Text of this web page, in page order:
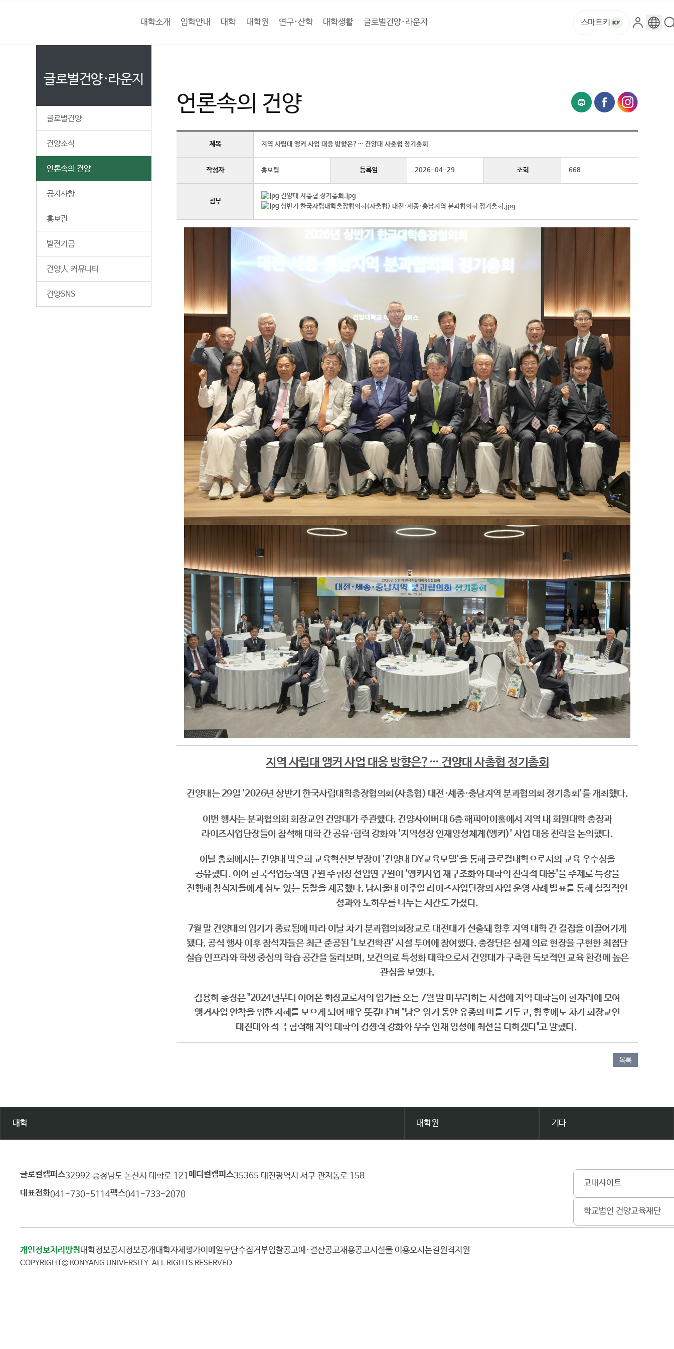
대학소개 입학안내 대학 대학원 연구·산학 대학생활 글로벌건양·라운지 스마트키
로
구
글로벌건양·라운지
글로벌건양
건양소식
언론속의 건양
공지사항
홍보관
발전기금
건양人 커뮤니티
건양SNS
이
로
언론속의 건양
제목 지역 사립대 앵커 사업 대응 방향은?… 건양대 사총협 정기총회
작성자 홍보팀 등록일 2026-04-29 조회 668
첨부
건양대 사총협 정기총회.jpg
상반기 한국사립대학총장협의회(사총협) 대전·세종·충남지역 분과협의회 정기총회.jpg
지역 사립대 앵커 사업 대응 방향은?… 건양대 사총협 정기총회
건양대는 29일 '2026년 상반기 한국사립대학총장협의회(사총협) 대전·세종·충남지역 분과협의회 정기총회'를 개최했다.
이번 행사는 분과협의회 회장교인 건양대가 주관했다. 건양사이버대 6층 해피아이홀에서 지역 내 회원대학 총장과
라이즈사업단장들이 참석해 대학 간 공유·협력 강화와 '지역성장 인재양성체계(앵커)' 사업 대응 전략을 논의했다.
이날 총회에서는 건양대 박은희 교육혁신본부장이 '건양대 DY교육모델'을 통해 글로컬대학으로서의 교육 우수성을
공유했다. 이어 한국직업능력연구원 주휘정 선임연구원이 '앵커사업 재구조화와 대학의 전략적 대응'을 주제로 특강을
진행해 참석자들에게 심도 있는 통찰을 제공했다. 남서울대 이주열 라이즈사업단장의 사업 운영 사례 발표를 통해 실질적인
성과와 노하우를 나누는 시간도 가졌다.
7월 말 건양대의 임기가 종료됨에 따라 이날 차기 분과협의회장교로 대전대가 선출돼 향후 지역 대학 간 결집을 이끌어가게
됐다. 공식 행사 이후 참석자들은 최근 준공된 'L보건학관' 시설 투어에 참여했다. 총장단은 실제 의료 현장을 구현한 최첨단
실습 인프라와 학생 중심의 학습 공간을 둘러보며, 보건의료 특성화 대학으로서 건양대가 구축한 독보적인 교육 환경에 높은
관심을 보였다.
김용하 총장은 "2024년부터 이어온 회장교로서의 임기를 오는 7월 말 마무리하는 시점에 지역 대학들이 한자리에 모여
앵커사업 안착을 위한 지혜를 모으게 되어 매우 뜻깊다"며 "남은 임기 동안 유종의 미를 거두고, 향후에도 차기 회장교인
대전대와 적극 협력해 지역 대학의 경쟁력 강화와 우수 인재 양성에 최선을 다하겠다"고 말했다.
목록
대학 대학원 기타
건
양
교
글로컬캠퍼스 32992 충청남도 논산시 대학로 121 메디컬캠퍼스 35365 대전광역시 서구 관저동로 158
대표전화 041-730-5114 팩스 041-733-2070
교내사이트
학교법인 건양교육재단
개인정보처리방침 대학정보공시 정보공개 대학자체평가 이메일무단수집거부 입찰공고 예·결산공고 채용공고 시설물 이용 오시는길 원격지원
COPYRIGHT© KONYANG UNIVERSITY. ALL RIGHTS RESERVED.